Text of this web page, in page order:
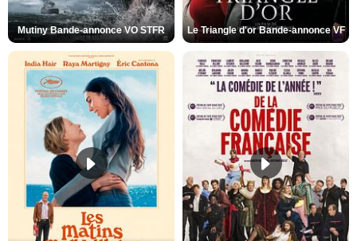
Mutiny Bande-annonce VO STFR Le Triangle d'or Bande-annonce VF